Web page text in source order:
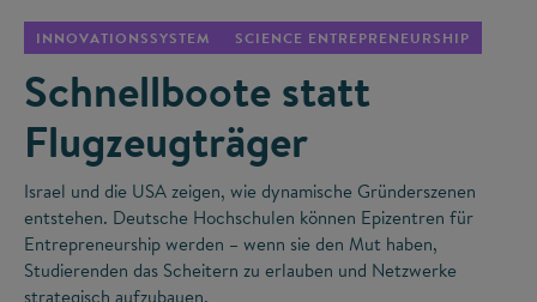
INNOVATIONSSYSTEM SCIENCE ENTREPRENEURSHIP
Schnellboote statt
Flugzeugträger
Israel und die USA zeigen, wie dynamische Gründerszenen
entstehen. Deutsche Hochschulen können Epizentren für
Entrepreneurship werden – wenn sie den Mut haben,
Studierenden das Scheitern zu erlauben und Netzwerke
strategisch aufzubauen.